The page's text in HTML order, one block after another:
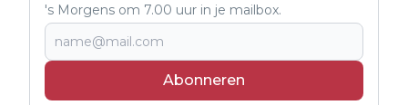
's Morgens om 7.00 uur in je mailbox.
Abonneren